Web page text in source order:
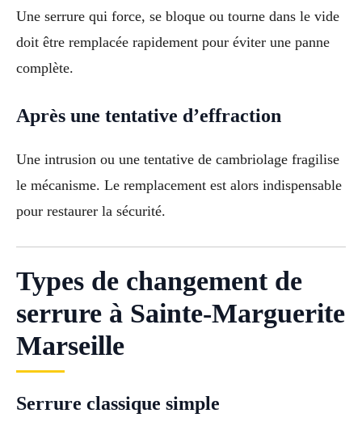
Une serrure qui force, se bloque ou tourne dans le vide
doit être remplacée rapidement pour éviter une panne
complète.
Après une tentative d’effraction
Une intrusion ou une tentative de cambriolage fragilise
le mécanisme. Le remplacement est alors indispensable
pour restaurer la sécurité.
Types de changement de
serrure à Sainte-Marguerite
Marseille
Serrure classique simple